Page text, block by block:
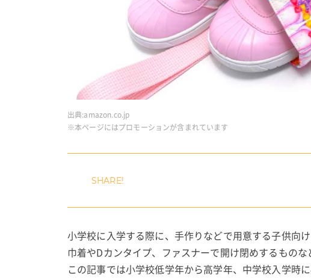
出典:amazon.co.jp
※本ページにはプロモーションが含まれています
小学校に入学する際に、手作りなどで用意する子供向け
巾着やDカンタイプ、ファスナーで開け閉めするものな
この記事では小学校低学年から高学年、中学校入学時